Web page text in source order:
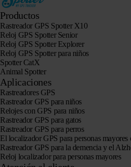
Productos
Rastreador GPS Spotter X10
Reloj GPS Spotter Senior
Reloj GPS Spotter Explorer
Reloj GPS Spotter para niños
Spotter CatX
Animal Spotter
Aplicaciones
Rastreadores GPS
Rastreador GPS para niños
Relojes con GPS para niños
Rastreador GPS para gatos
Rastreador GPS para perros
El localizador GPS para personas
Rastreador GPS para la demencia y el
Reloj localizador para personas mayores